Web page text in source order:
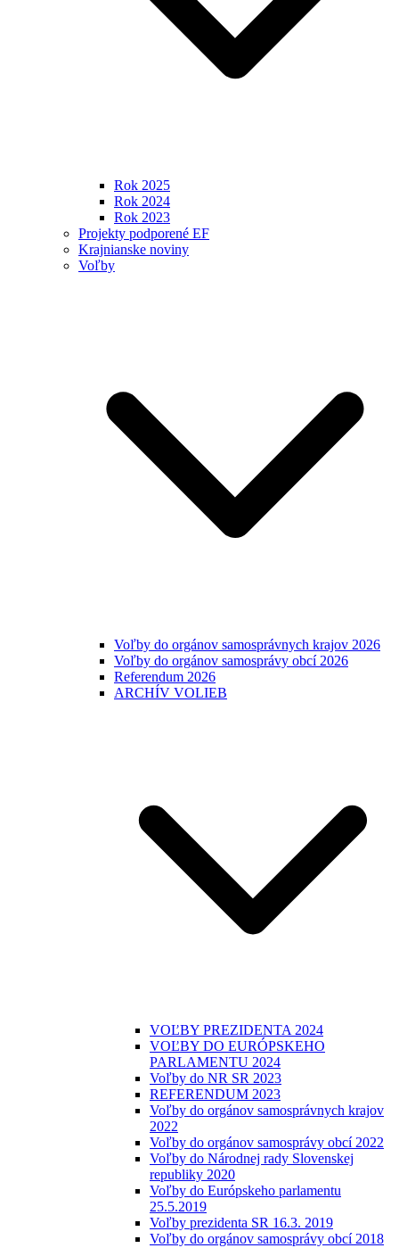
Rok 2025
Rok 2024
Rok 2023
Projekty podporené EF
Krajnianske noviny
Voľby
Voľby do orgánov samosprávnych krajov 2026
Voľby do orgánov samosprávy obcí 2026
Referendum 2026
ARCHÍV VOLIEB
VOĽBY PREZIDENTA 2024
VOĽBY DO EURÓPSKEHO
PARLAMENTU 2024
Voľby do NR SR 2023
REFERENDUM 2023
Voľby do orgánov samosprávnych krajov
2022
Voľby do orgánov samosprávy obcí 2022
Voľby do Národnej rady Slovenskej
republiky 2020
Voľby do Európskeho parlamentu
25.5.2019
Voľby prezidenta SR 16.3. 2019
Voľby do orgánov samosprávy obcí 2018